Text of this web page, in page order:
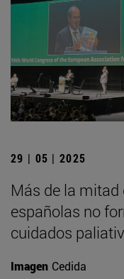
29 | 05 | 2025
Más de la mitad
españolas no
cuidados
Imagen Cedida